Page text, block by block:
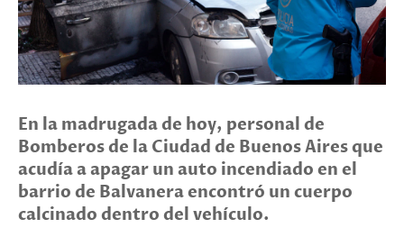
En la madrugada de hoy, personal de
Bomberos de la Ciudad de Buenos Aires que
acudía a apagar un auto incendiado en el
barrio de Balvanera encontró un cuerpo
calcinado dentro del vehículo.